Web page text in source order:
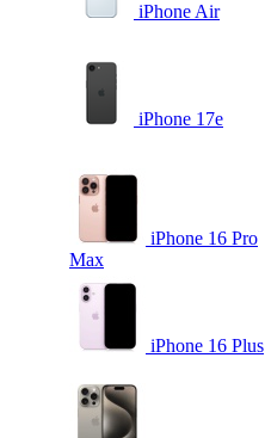
iPhone Air
iPhone 17e
iPhone 16 Pro
Max
iPhone 16 Plus